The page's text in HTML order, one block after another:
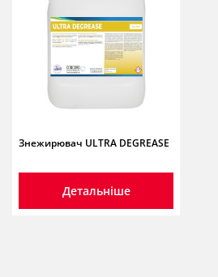
Знежирювач ULTRA DEGREASE
Детальніше